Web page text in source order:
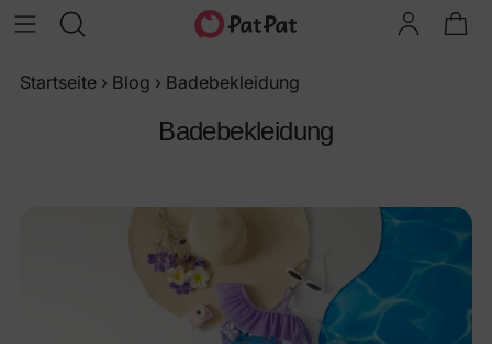
Startseite › Blog › Badebekleidung
Badebekleidung